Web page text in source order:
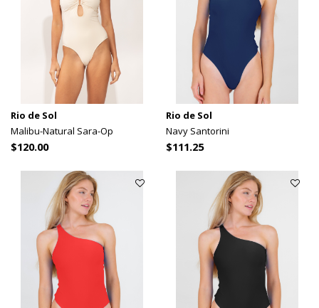
Rio de Sol
Malibu-Natural Sara-Op
$120.00
Rio de Sol
Navy Santorini
$111.25